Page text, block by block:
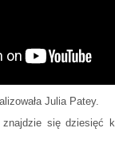
Julia Patey.
się dziesięć